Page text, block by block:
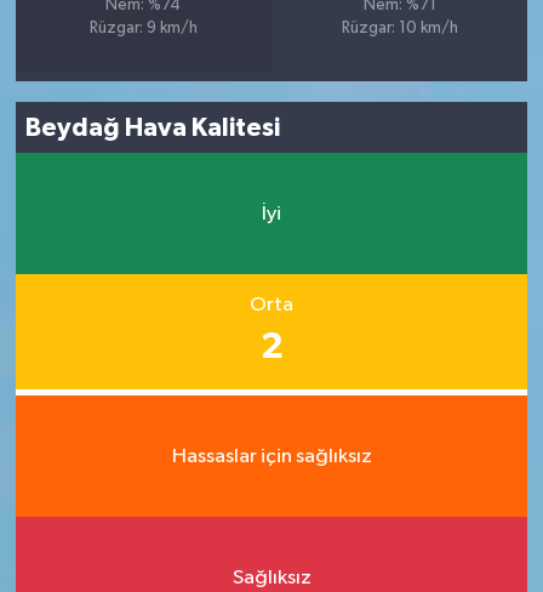
Nem: %74
Rüzgar: 9 km/h
Nem: %71
Rüzgar: 10 km/h
Beydağ Hava Kalitesi
İyi
Orta
2
Hassaslar için sağlıksız
Sağlıksız